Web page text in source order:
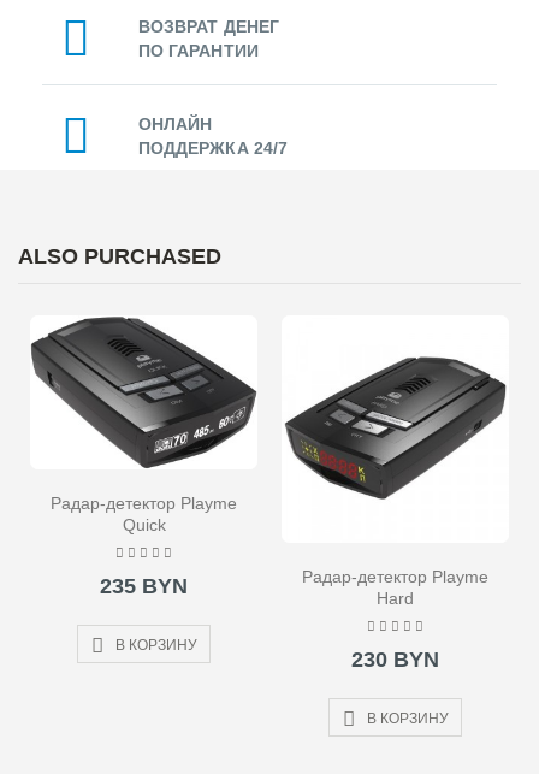
ВОЗВРАТ ДЕНЕГ
ПО ГАРАНТИИ
ОНЛАЙН
ПОДДЕРЖКА 24/7
ALSO PURCHASED
Радар-детектор Playme
Quick
235 BYN
В КОРЗИНУ
Радар-детектор Playme
Hard
230 BYN
В КОРЗИНУ